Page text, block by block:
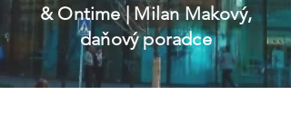
& Ontime| Milan Makový,
daňový poradce